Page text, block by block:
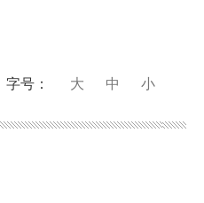
字号： 大 中 小